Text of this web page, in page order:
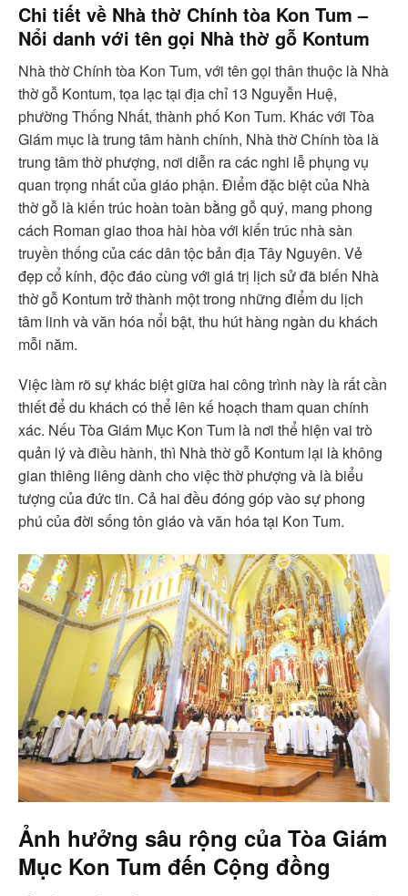
Chi tiết về Nhà thờ Chính tòa Kon Tum –
Nổi danh với tên gọi Nhà thờ gỗ Kontum
Nhà thờ Chính tòa Kon Tum, với tên gọi thân thuộc là Nhà
thờ gỗ Kontum, tọa lạc tại địa chỉ 13 Nguyễn Huệ,
phường Thống Nhất, thành phố Kon Tum. Khác với Tòa
Giám mục là trung tâm hành chính, Nhà thờ Chính tòa là
trung tâm thờ phượng, nơi diễn ra các nghi lễ phụng vụ
quan trọng nhất của giáo phận. Điểm đặc biệt của Nhà
thờ gỗ là kiến trúc hoàn toàn bằng gỗ quý, mang phong
cách Roman giao thoa hài hòa với kiến trúc nhà sàn
truyền thống của các dân tộc bản địa Tây Nguyên. Vẻ
đẹp cổ kính, độc đáo cùng với giá trị lịch sử đã biến Nhà
thờ gỗ Kontum trở thành một trong những điểm du lịch
tâm linh và văn hóa nổi bật, thu hút hàng ngàn du khách
mỗi năm.
Việc làm rõ sự khác biệt giữa hai công trình này là rất cần
thiết để du khách có thể lên kế hoạch tham quan chính
xác. Nếu Tòa Giám Mục Kon Tum là nơi thể hiện vai trò
quản lý và điều hành, thì Nhà thờ gỗ Kontum lại là không
gian thiêng liêng dành cho việc thờ phượng và là biểu
tượng của đức tin. Cả hai đều đóng góp vào sự phong
phú của đời sống tôn giáo và văn hóa tại Kon Tum.
Ảnh hưởng sâu rộng của Tòa Giám
Mục Kon Tum đến Cộng đồng